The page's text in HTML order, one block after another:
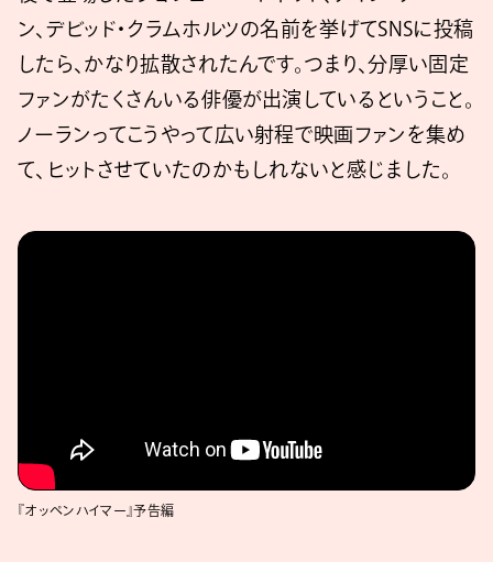
ン、デビッド・クラムホルツの名前を挙げてSNSに投稿
したら、かなり拡散されたんです。つまり、分厚い固定
ファンがたくさんいる俳優が出演しているということ。
ノーランってこうやって広い射程で映画ファンを集め
て、ヒットさせていたのかもしれないと感じました。
『オッペンハイマー』予告編